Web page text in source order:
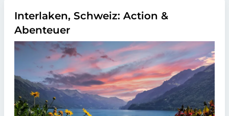
Interlaken, Schweiz: Action &
Abenteuer